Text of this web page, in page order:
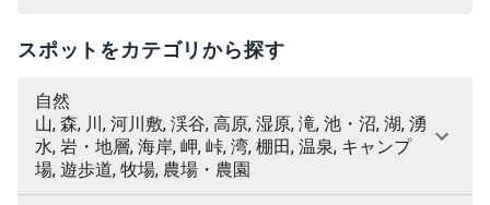
スポットをカテゴリから探す
自然
山, 森, 川, 河川敷, 渓谷, 高原, 湿原, 滝, 池・沼, 湖, 湧
水, 岩・地層, 海岸, 岬, 峠, 湾, 棚田, 温泉, キャンプ
場, 遊歩道, 牧場, 農場・農園